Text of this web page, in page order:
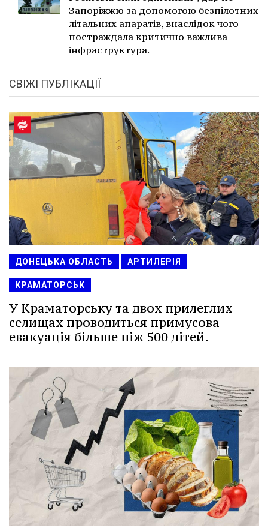
Запоріжжю за допомогою безпілотних
літальних апаратів, внаслідок чого
постраждала критично важлива
інфраструктура.
СВІЖІ ПУБЛІКАЦІЇ
ДОНЕЦЬКА ОБЛАСТЬ АРТИЛЕРІЯ
КРАМАТОРСЬК
У Краматорську та двох прилеглих
селищах проводиться примусова
евакуація більше ніж 500 дітей.